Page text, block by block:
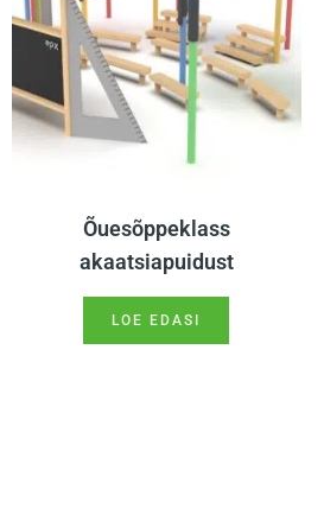
Õuesõppeklass
akaatsiapuidust
LOE EDASI